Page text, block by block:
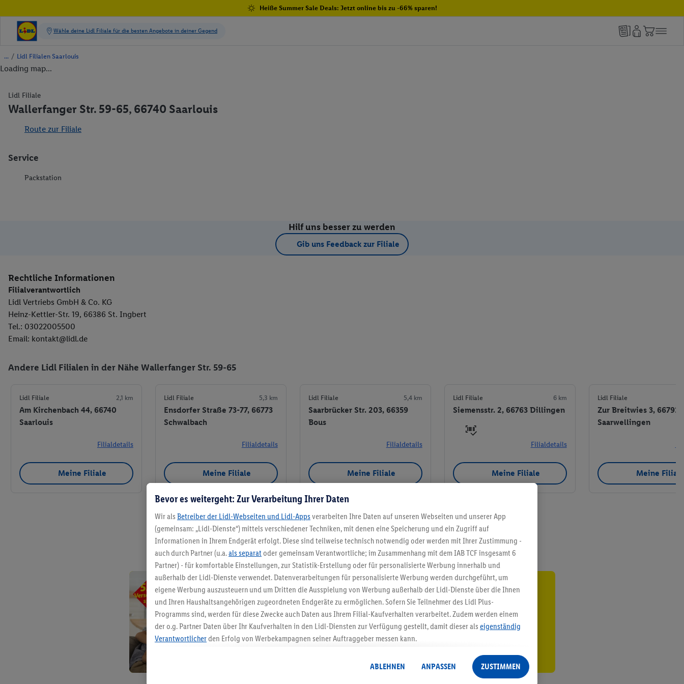
Heiße Summer Sale Deals: Jetzt online bis zu -66% sparen!
/ Lidl Filialen Saarlouis
Loading map...
Lidl Filiale
Wallerfanger Str. 59-65, 66740 Saarlouis
Route zur Filiale
Service
Packstation
Hilf uns besser zu werden
Gib uns Feedback zur Filiale
Rechtliche Informationen
Filialverantwortlich
Lidl Vertriebs GmbH & Co. KG
Heinz-Kettler-Str. 19, 66386 St. Ingbert
Tel.: 03022005500
Email: kontakt@lidl.de
Andere Lidl Filialen in der Nähe Wallerfanger Str. 59-65
Lidl Filiale 2,1 km
Am Kirchenbach 44, 66740
Saarlouis
Filialdetails
Meine Filiale
Lidl Filiale 5,3 km
Ensdorfer Straße 73-77, 66773
Schwalbach
Filialdetails
Meine Filiale
Lidl Filiale 5,4 km
Saarbrücker Str. 203, 66359
Bous
Filialdetails
Meine Filiale
Lidl Filiale 6 km
Siemensstr. 2, 66763 Dillingen
Filialdetails
Meine Filiale
Lidl Filiale
Zur Breitwies 3, 66793
Saarwellingen
Meine
Meine Filiale
5.95 € Versand sparen³²ᵃ
Jetzt zum Newsletter anmelden
Gutschein sichern!
Bevor es weitergeht: Zur Verarbeitung Ihrer Daten
Wir als Betreiber der Lidl-Webseiten und Lidl-Apps verarbeiten Ihre Daten auf unseren Webseiten und unserer App
(gemeinsam: „Lidl-Dienste“) mittels verschiedener Techniken, mit denen eine Speicherung und ein Zugriff auf
Informationen in Ihrem Endgerät erfolgt. Diese sind teilweise technisch notwendig oder werden mit Ihrer Zustimmung -
auch durch Partner (u.a.als separat oder gemeinsam Verantwortliche; im Zusammenhang mit dem IAB TCF insgesamt 6
Partner) - für komfortable Einstellungen, zur Statistik-Erstellung oder für personalisierte Werbung innerhalb und
außerhalb der Lidl-Dienste verwendet. Datenverarbeitungen für personalisierte Werbung werden durchgeführt, um
eigene Werbung auszusteuern und um Dritten die Ausspielung von Werbung außerhalb der Lidl-Dienste über die Ihnen
und Ihren Haushaltsangehörigen zugeordneten Endgeräte zu ermöglichen. Sofern Sie Teilnehmer des Lidl Plus-
Programms sind, werden für diese Zwecke auch Daten aus Ihrem Filial-Kaufverhalten verarbeitet. Zudem werden einem
der o.g. Partner Daten über Ihr Kaufverhalten in den Lidl-Diensten zur Verfügung gestellt, damit dieser als eigenständig
Verantwortlicherden Erfolg von Werbekampagnen seiner Auftraggeber messen kann.
angereicherten Profilen. Dies umfasst die Zusammenführung von Daten (z.B. über Ihre Nutzung der Lidl-Dienste, Ihr
Kaufverhalten in den Lidl-Diensten, Informationen aus Ihrem Kundenkonto - z.B. Alter oder Geschlecht - sowie Ihre
ABLEHNEN ANPASSEN ZUSTIMMEN